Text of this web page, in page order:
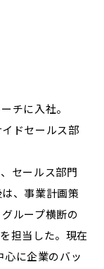
チに入社。
ドセールス部
セールス部門
、事業計画策
ループ横断の
担当した。現在
に企業のバッ